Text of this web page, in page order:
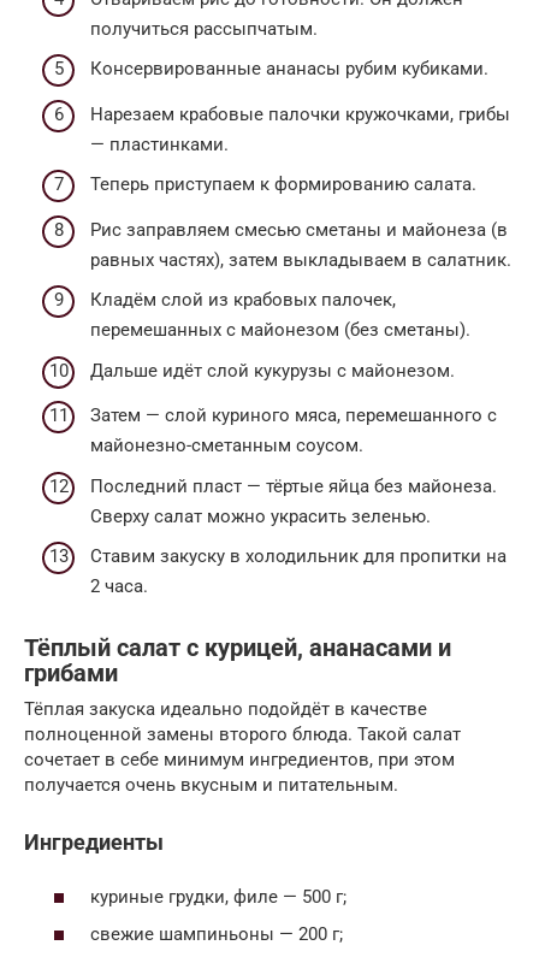
получиться рассыпчатым.
Консервированные ананасы рубим кубиками.
Нарезаем крабовые палочки кружочками, грибы
— пластинками.
Теперь приступаем к формированию салата.
Рис заправляем смесью сметаны и майонеза (в
равных частях), затем выкладываем в салатник.
Кладём слой из крабовых палочек,
перемешанных с майонезом (без сметаны).
Дальше идёт слой кукурузы с майонезом.
Затем — слой куриного мяса, перемешанного с
майонезно-сметанным соусом.
Последний пласт — тёртые яйца без майонеза.
Сверху салат можно украсить зеленью.
Ставим закуску в холодильник для пропитки на
2 часа.
Тёплый салат с курицей, ананасами и
грибами
Тёплая закуска идеально подойдёт в качестве
полноценной замены второго блюда. Такой салат
сочетает в себе минимум ингредиентов, при этом
получается очень вкусным и питательным.
Ингредиенты
куриные грудки, филе — 500 г;
свежие шампиньоны — 200 г;